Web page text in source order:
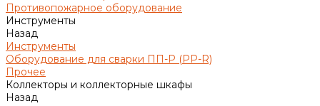
Противопожарное оборудование
Инструменты
Назад
Инструменты
Оборудование для сварки ПП-Р (PP-R)
Прочее
Коллекторы и коллекторные шкафы
Назад